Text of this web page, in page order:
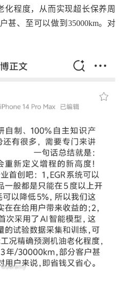
化程度，从而实现超长保养周
甚、至可以做到35000km。对